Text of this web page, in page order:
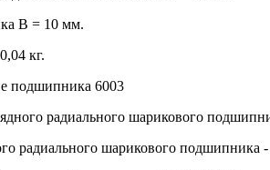
B = 10 мм.
кг.
подшипника 6003
радиального шарикового
радиального шарикового подшипника